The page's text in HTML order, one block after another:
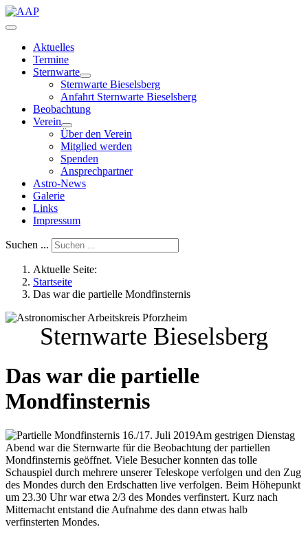
Aktuelles
Termine
Sternwarte
Sternwarte Bieselsberg
Anfahrt Sternwarte Bieselsberg
Beobachtung
Verein
Über den Verein
Mitglied werden
Spenden
Ansprechpartner
Astro-News
Galerie
Links
Impressum
Suchen ...
Aktuelle Seite:
Startseite
Das war die partielle Mondfinsternis
Sternwarte Bieselsberg
Das war die partielle
Mondfinsternis
Am gestrigen Dienstag
Abend war die Sternwarte für die Beobachtung der partiellen
Mondfinsternis geöffnet. Viele Besucher konnten das tolle
Schauspiel durch mehrere unserer Teleskope verfolgen und den Zug
des Mondes durch den Erdschatten live verfolgen. Beim Höhepunkt
um 23.30 Uhr war etwa 2/3 des Mondes verfinstert. Kurz nach
Mitternacht entstand die Aufnahme des dann etwas halb
verfinsterten Mondes.